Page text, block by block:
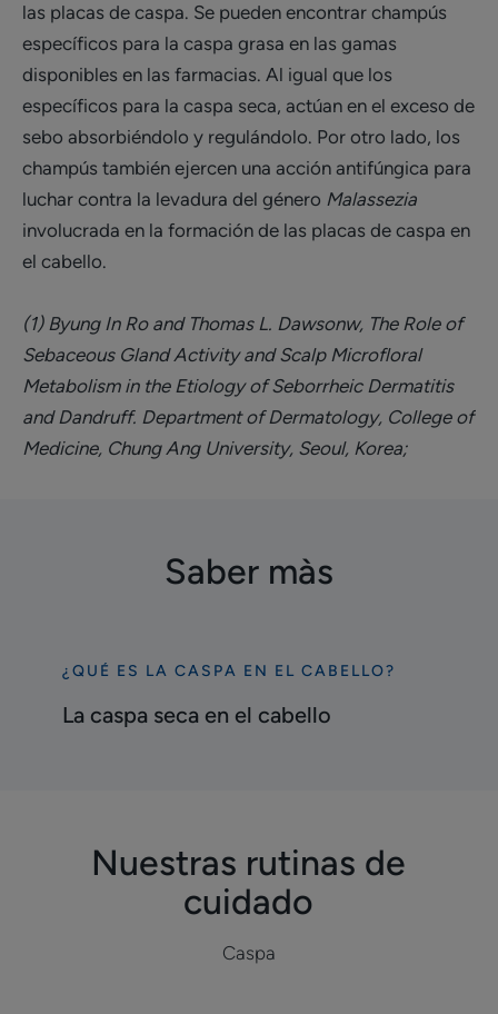
las placas de caspa. Se pueden encontrar champús
específicos para la caspa grasa en las gamas
disponibles en las farmacias. Al igual que los
específicos para la caspa seca, actúan en el exceso de
sebo absorbiéndolo y regulándolo. Por otro lado, los
champús también ejercen una acción antifúngica para
luchar contra la levadura del género Malassezia
involucrada en la formación de las placas de caspa en
el cabello.
(1) Byung In Ro and Thomas L. Dawsonw, The Role of
Sebaceous Gland Activity and Scalp Microfloral
Metabolism in the Etiology of Seborrheic Dermatitis
and Dandruff. Department of Dermatology, College of
Medicine, Chung Ang University, Seoul, Korea;
Saber màs
Descubrir
La
¿QUÉ ES LA CASPA EN EL CABELLO?
La caspa seca en el cabello
Nuestras rutinas de
cuidado
Caspa